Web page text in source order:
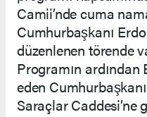
Camii’nde cuma
Cumhurbaşkanı
düzenlenen törende
Programın ardından
eden
Saraçlar Caddesi’ne